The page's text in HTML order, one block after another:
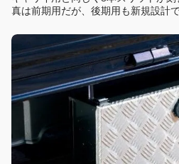
真は前期用だが、後期用も新規設計